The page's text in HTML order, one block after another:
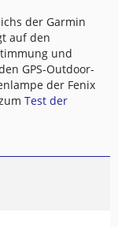
der Garmin
auf den
und
GPS-Outdoor-
der Fenix
Test der